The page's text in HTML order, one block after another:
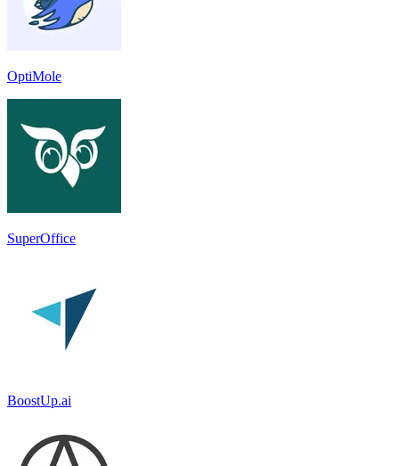
OptiMole
SuperOffice
BoostUp.ai